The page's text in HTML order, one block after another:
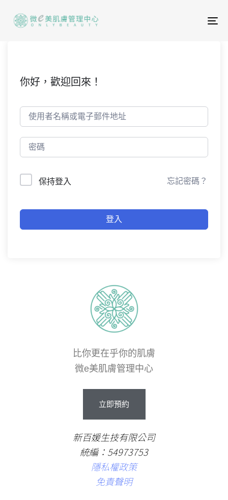
你好，歡迎回來！
保持登入 忘記密碼？
登入
比你更在乎你的肌膚
微e美肌膚管理中心
立即預約
新百媛生技有限公司
統編：54973753
隱私權政策
免責聲明